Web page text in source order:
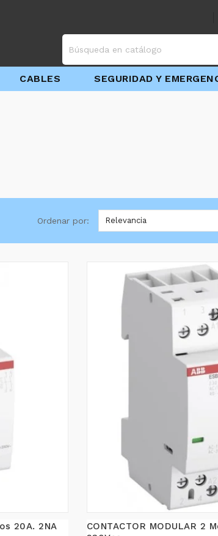
CABLES SEGURIDAD Y
Ordenar por: Relevancia
20A. 2NA
CONTACTOR MODULAR 2